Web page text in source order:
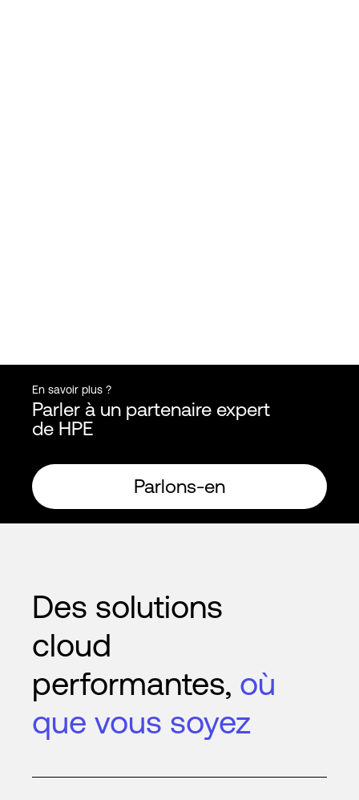
En savoir plus ?
Parler à un partenaire expert
de HPE
Parlons-en
Des solutions
cloud
performantes, où
que vous soyez